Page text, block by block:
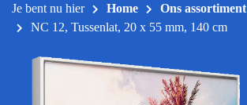
Je bent nu hier Home Ons assortiment
NC 12, Tussenlat, 20 x 55 mm, 140 cm